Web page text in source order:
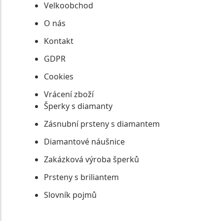
Velkoobchod
O nás
Kontakt
GDPR
Cookies
Vrácení zboží
Šperky s diamanty
Zásnubní prsteny s diamantem
Diamantové náušnice
Zakázková výroba šperků
Prsteny s briliantem
Slovník pojmů